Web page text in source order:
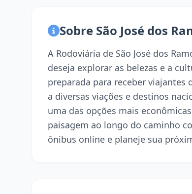
Sobre São José dos
A Rodoviária de São José dos
deseja explorar as belezas e a
preparada para receber
a diversas viações e destinos
uma das opções mais
paisagem ao longo do caminho
ônibus online e planeje sua